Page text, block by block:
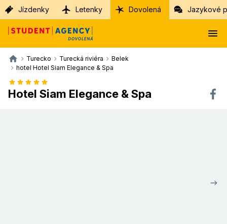
Jízdenky Letenky Dovolená Jazykové
Turecko Turecká riviéra
Belek
hotel Hotel Siam Elegance & Spa
Hotel Siam Elegance & Spa